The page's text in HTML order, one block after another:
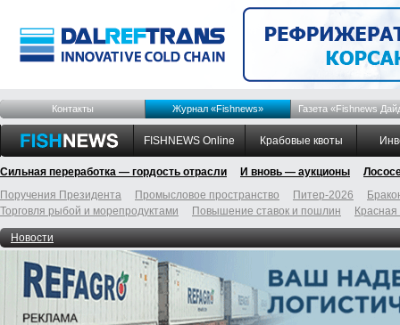
Контакты Журнал «Fishnews» Газета «Fishnews
FISHNEWS Online Крабовые квоты
Сильная переработка — гордость отрасли И вновь — аукционы
Поручения Президента
Промысловое пространство Питер-2026
Торговля рыбой и морепродуктами
Повышение ставок и пошлин
Новости